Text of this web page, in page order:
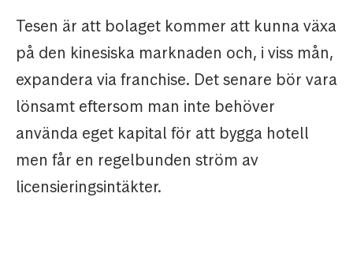
Tesen är att bolaget kommer att kunna växa
på den kinesiska marknaden och, i viss mån,
expandera via franchise. Det senare bör vara
lönsamt eftersom man inte behöver
använda eget kapital för att bygga hotell
men får en regelbunden ström av
licensieringsintäkter.